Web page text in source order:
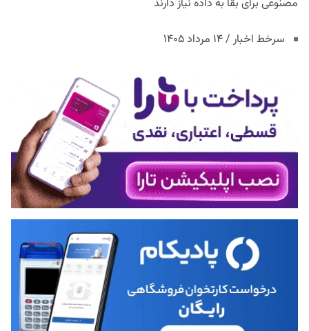
مصنوعی برای بقا به داده نیاز دارند
سرخط اخبار / ۱۴ مرداد ۱۴۰۵